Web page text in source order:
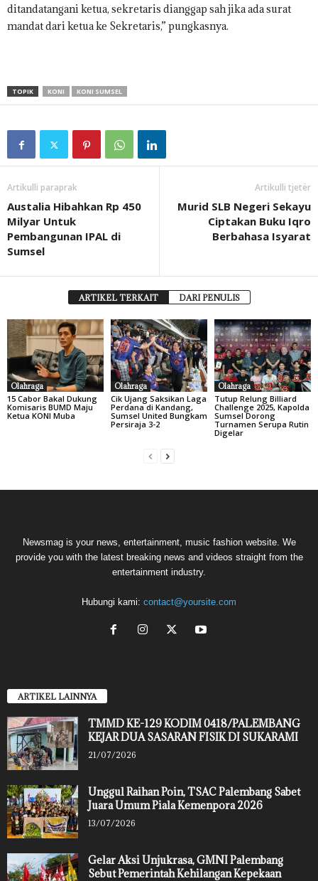
ditandatangani ketua, sekretaris dianggap sah jika ada surat
mandat dari ketua ke Sekretaris,” pungkasnya.
TOPIK KONI KONI SUMSEL
Artikulli paraprak
Austalia Hibahkan Rp 450
Milyar Untuk
Pembangunan IPAL di
Sumsel
Artikulli tjetër
Murid SLB Negeri Sekayu
Ciptakan Buku Iqro
Berbahasa Isyarat
ARTIKEL TERKAIT DARI PENULIS
Olahraga
15 Cabor Bakal Dukung
Komisaris BUMD Maju
Ketua KONI Muba
Olahraga
Cik Ujang Saksikan Laga
Perdana di Kandang,
Sumsel United Bungkam
Persiraja 3-2
Olahraga
Tutup Relung Billiard
Challenge 2025, Kapolda
Sumsel Dorong
Turnamen Serupa Rutin
Digelar
Newsmag is your news, entertainment, music fashion website. We
provide you with the latest breaking news and videos straight from the
entertainment industry.
Hubungi kami: contact@yoursite.com
ARTIKEL LAINNYA
TMMD KE-129 KODIM 0418/PALEMBANG
KEJAR DUA SASARAN FISIK DI SUKARAMI
21/07/2026
Unggul Raihan Poin, TSAC Palembang Sabet
Juara Umum Piala Kemenpora 2026
13/07/2026
Gelar Aksi Unjukrasa, GMNI Palembang
Sebut Pemerintah Kehilangan Kepekaan